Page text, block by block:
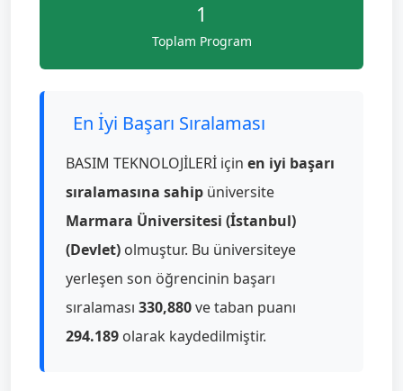
1
Toplam Program
En İyi Başarı Sıralaması
BASIM TEKNOLOJİLERİ için en iyi başarı
sıralamasına sahip üniversite
Marmara Üniversitesi (İstanbul)
(Devlet) olmuştur. Bu üniversiteye
yerleşen son öğrencinin başarı
sıralaması 330,880ve taban puanı
294.189 olarak kaydedilmiştir.